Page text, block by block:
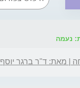
| מאת: ד"ר ברגר יוסף